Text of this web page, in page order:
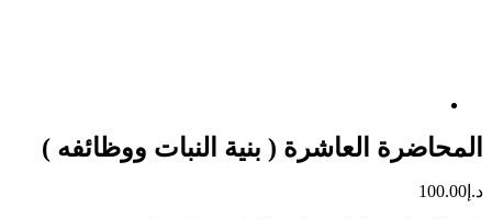
المحاضرة العاشرة ( بنية النبات ووظائفه )
د.إ 100.00